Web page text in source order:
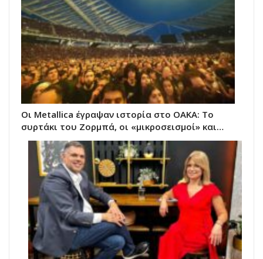
Οι Metallica έγραψαν ιστορία στο ΟΑΚΑ: Το
συρτάκι του Ζορμπά, οι «μικροσεισμοί» και…